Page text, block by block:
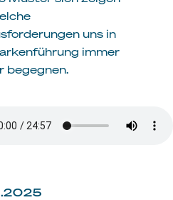
uns in
immer
begegnen.